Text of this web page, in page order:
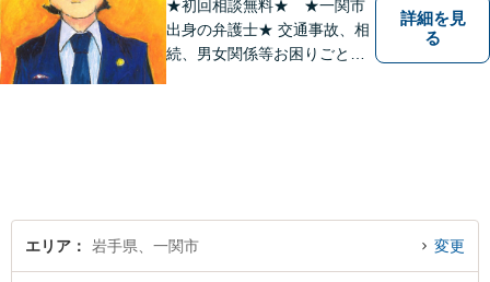
★初回相談無料★ ★一関市
出身の弁護士★ 交通事故、相
続、男女関係等お困りごとが
詳細を見
る
エリア 岩手県、一関市 変更